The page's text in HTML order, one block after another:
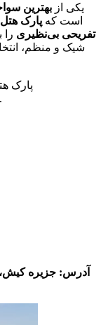
یکی از بهترین
است که پارک
تفریحی بی‌نظیری
شیک و منظم،
پارک
اختصاصی مارینا کیش واقع شده است.